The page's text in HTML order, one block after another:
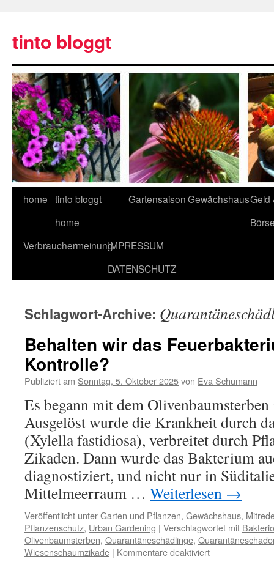
tinto bloggt
home tinto bloggt
home
GartensaisonGewächshausGeld
VerbrauchermeinungIMPRESSUM
DATENSCHUTZ
Schlagwort-Archive:
Behalten wir das
Kontrolle?
Publiziert am Sonntag, 5. Oktober 2025von Eva Schumann
Es begann mit dem
Ausgelöst wurde die Krankheit durch
(Xylella fastidiosa), verbreitet durch
Zikaden. Dann wurde das Bakterium
diagnostiziert, und nicht nur in
Mittelmeerraum … Weiterlesen →
Veröffentlicht unterGarten und Pflanzen, Gewächshaus,
Pflanzenschutz, Urban Gardening | Verschlagwortet mit
Olivenbaumsterben, Quarantäneschädlinge,
Wiesenschaumzikade | Kommentare deaktiviert